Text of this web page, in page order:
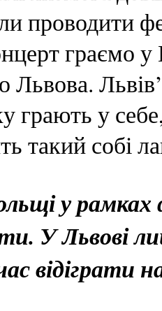
проводити
граємо
Львова.
грають у
такий собі
у рамках
У Львові
відіграти